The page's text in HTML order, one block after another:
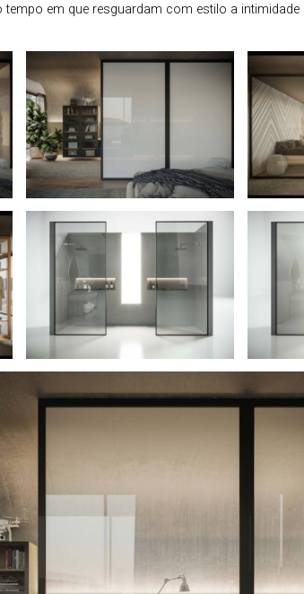
em que resguardam com estilo a intimidade